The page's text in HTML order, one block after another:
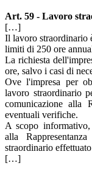
Art. 59 - Lavoro
[…]
Il lavoro straordinario
limiti di 250 ore
La richiesta
ore, salvo i casi di
Ove l'impresa per
lavoro straordinario
comunicazione alla
eventuali verifiche.
A scopo
alla
straordinario
[…]